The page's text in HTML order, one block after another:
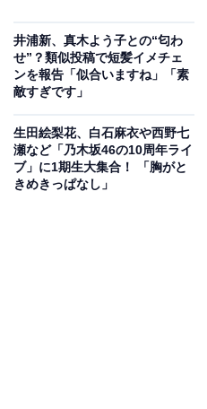
井浦新、真木よう子との“匂わ
せ”？類似投稿で短髪イメチェ
ンを報告「似合いますね」「素
敵すぎです」
生田絵梨花、白石麻衣や西野七
瀬など「乃木坂46の10周年ライ
ブ」に1期生大集合！ 「胸がと
きめきっぱなし」